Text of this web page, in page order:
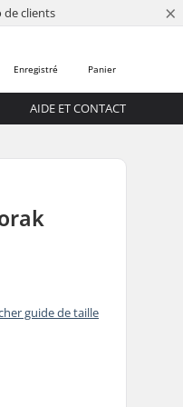
de clients ×
Panier
Enregistré
AIDE ET CONTACT
guide de taille